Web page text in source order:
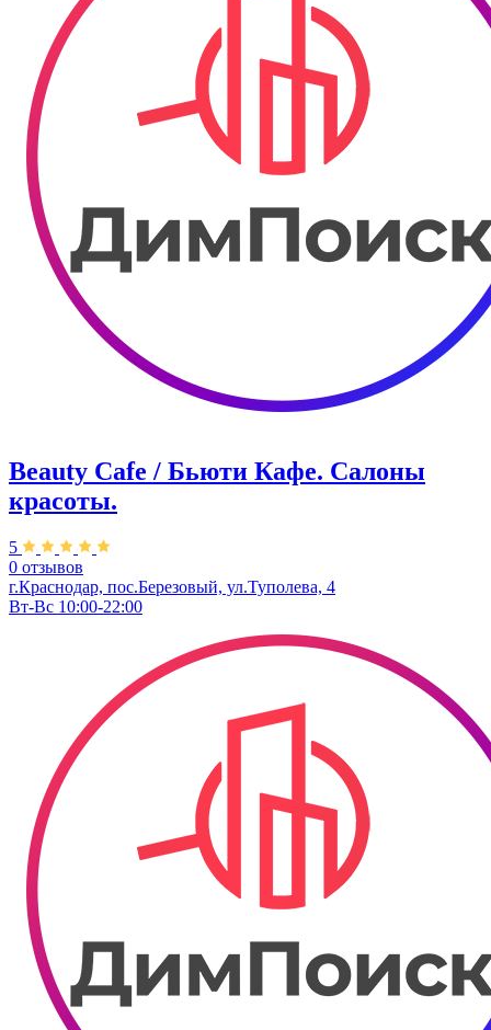
Beauty Cafe / Бьюти Кафе. Салоны
красоты.
5
0 отзывов
г.Краснодар, пос.Березовый, ул.Туполева, 4
Вт-Вс 10:00-22:00